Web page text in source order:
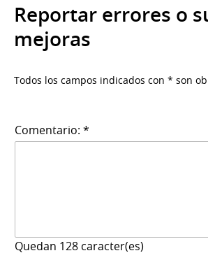
Reportar errores o
mejoras
Todos los campos indicados con * son
Comentario: *
Quedan 128 caracter(es)